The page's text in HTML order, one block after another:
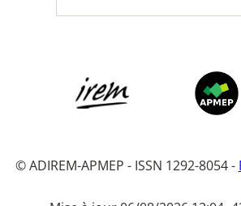
© ADIREM-APMEP - ISSN 1292-8054 -